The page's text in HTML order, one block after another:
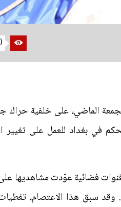
الماضي، على خلفية حراك
في بغداد للعمل على تغيير
قنوات فضائية عوّدت مشاهديها
سبق هذا الاعتصام،